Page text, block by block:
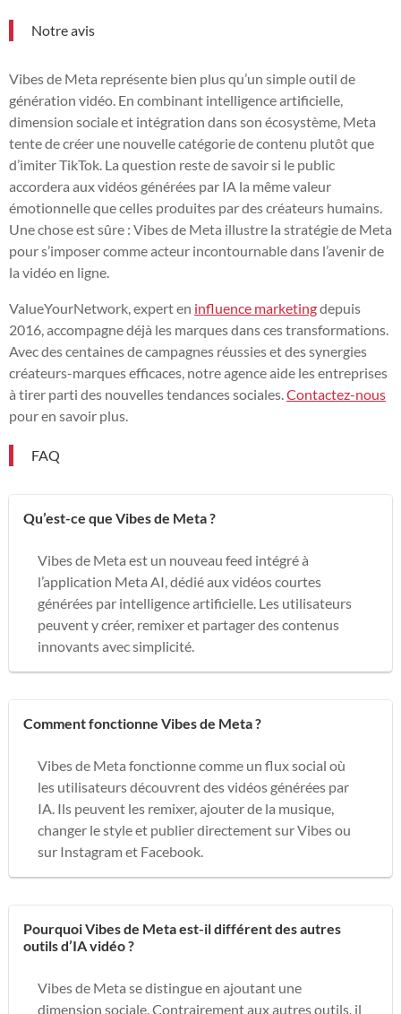
Notre avis
Vibes de Meta représente bien plus qu’un simple outil de
génération vidéo. En combinant intelligence artificielle,
dimension sociale et intégration dans son écosystème, Meta
tente de créer une nouvelle catégorie de contenu plutôt que
d’imiter TikTok. La question reste de savoir si le public
accordera aux vidéos générées par IA la même valeur
émotionnelle que celles produites par des créateurs humains.
Une chose est sûre : Vibes de Meta illustre la stratégie de Meta
pour s’imposer comme acteur incontournable dans l’avenir de
la vidéo en ligne.
ValueYourNetwork, expert en influence marketingdepuis
2016, accompagne déjà les marques dans ces transformations.
Avec des centaines de campagnes réussies et des synergies
créateurs-marques efficaces, notre agence aide les entreprises
à tirer parti des nouvelles tendances sociales.Contactez-nous
pour en savoir plus.
FAQ
Qu’est-ce que Vibes de Meta ?
Vibes de Meta est un nouveau feed intégré à
l’application Meta AI, dédié aux vidéos courtes
générées par intelligence artificielle. Les utilisateurs
peuvent y créer, remixer et partager des contenus
innovants avec simplicité.
Comment fonctionne Vibes de Meta ?
Vibes de Meta fonctionne comme un flux social où
les utilisateurs découvrent des vidéos générées par
IA. Ils peuvent les remixer, ajouter de la musique,
changer le style et publier directement sur Vibes ou
sur Instagram et Facebook.
Pourquoi Vibes de Meta est-il différent des autres
outils d’IA vidéo ?
Vibes de Meta se distingue en ajoutant une
dimension sociale. Contrairement aux autres outils, il